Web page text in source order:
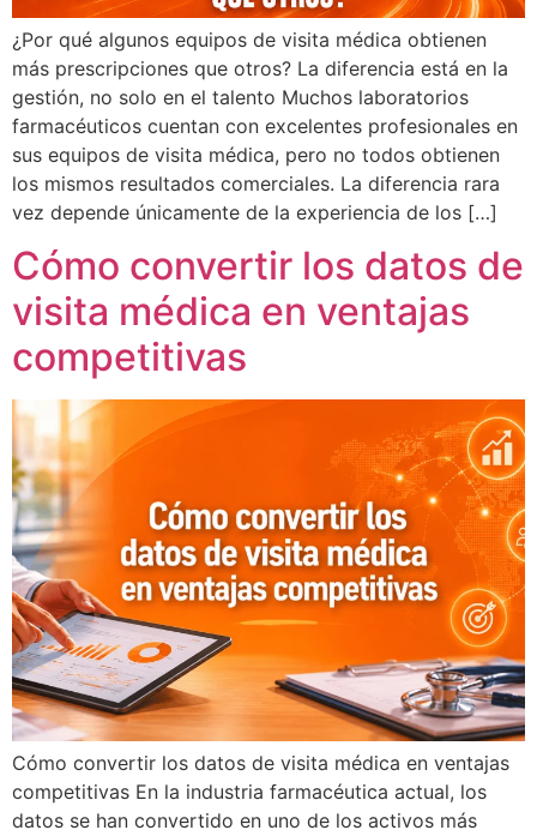
¿Por qué algunos equipos de visita médica obtienen
más prescripciones que otros? La diferencia está en la
gestión, no solo en el talento Muchos laboratorios
farmacéuticos cuentan con excelentes profesionales en
sus equipos de visita médica, pero no todos obtienen
los mismos resultados comerciales. La diferencia rara
vez depende únicamente de la experiencia de los […]
Cómo convertir los datos de
visita médica en ventajas
competitivas
Cómo convertir los datos de visita médica en ventajas
competitivas En la industria farmacéutica actual, los
datos se han convertido en uno de los activos más